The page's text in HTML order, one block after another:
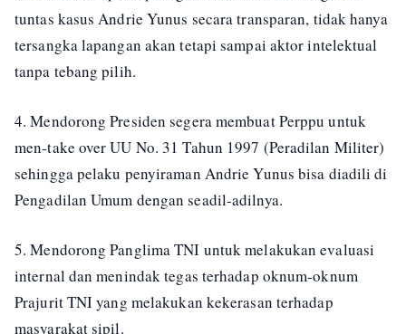
tuntas kasus Andrie Yunus secara transparan, tidak hanya
tersangka lapangan akan tetapi sampai aktor intelektual
tanpa tebang pilih.
4. Mendorong Presiden segera membuat Perppu untuk
men-take over UU No. 31 Tahun 1997 (Peradilan Militer)
sehingga pelaku penyiraman Andrie Yunus bisa diadili di
Pengadilan Umum dengan seadil-adilnya.
5. Mendorong Panglima TNI untuk melakukan evaluasi
internal dan menindak tegas terhadap oknum-oknum
Prajurit TNI yang melakukan kekerasan terhadap
masyarakat sipil.